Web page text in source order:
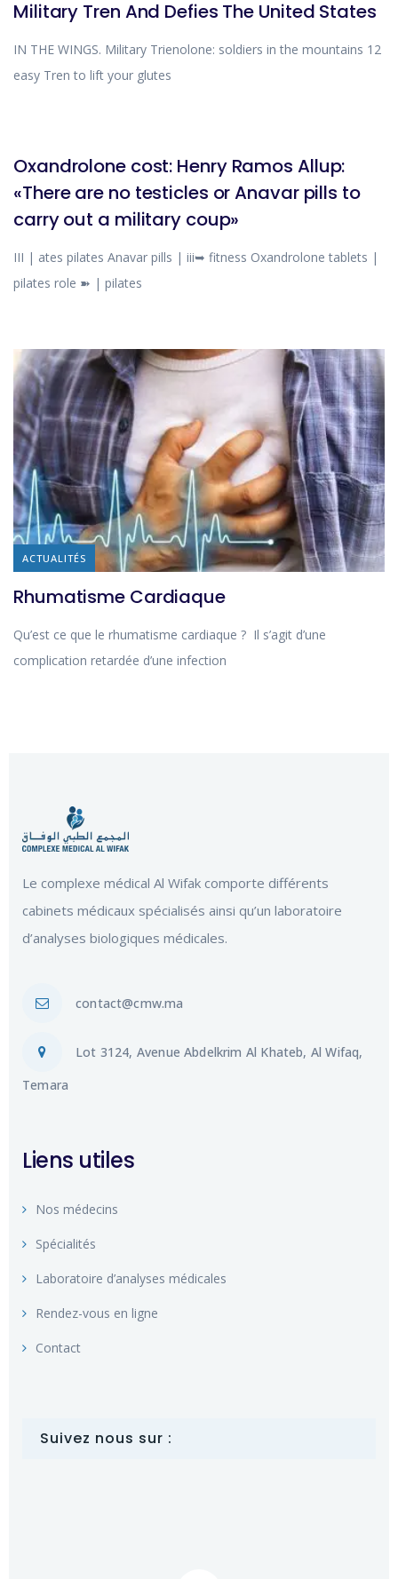
Military Tren And Defies The United States
IN THE WINGS. Military Trienolone: soldiers in the mountains 12
easy Tren to lift your glutes
Oxandrolone cost: Henry Ramos Allup:
«There are no testicles or Anavar pills to
carry out a military coup»
III | ates pilates Anavar pills | iii➥ fitness Oxandrolone tablets |
pilates role ➽ | pilates
ACTUALITÉS
Rhumatisme Cardiaque
Qu’est ce que le rhumatisme cardiaque ? Il s’agit d’une
complication retardée d’une infection
Le complexe médical Al Wifak comporte différents
cabinets médicaux spécialisés ainsi qu’un laboratoire
d’analyses biologiques médicales.
contact@cmw.ma
Lot 3124, Avenue Abdelkrim Al Khateb, Al Wifaq,
Temara
Liens utiles
Nos médecins
Spécialités
Laboratoire d’analyses médicales
Rendez-vous en ligne
Contact
Suivez nous sur :